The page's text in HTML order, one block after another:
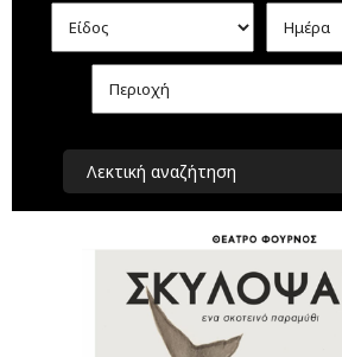
Λεκτική αναζήτηση